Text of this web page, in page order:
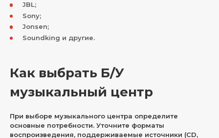
JBL;
Sony;
Jonsen;
Soundking и другие.
Как выбрать Б/У
музыкальный центр
При выборе музыкального центра определите
основные потребности. Уточните форматы
воспроизведения, поддерживаемые источники (CD,